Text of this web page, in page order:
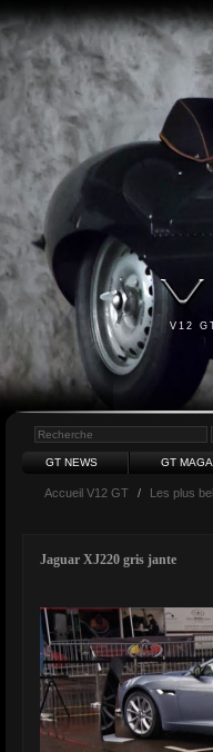
V12
GT NEWS GT
Accueil V12 GT / Les plus
Jaguar XJ220 gris jante